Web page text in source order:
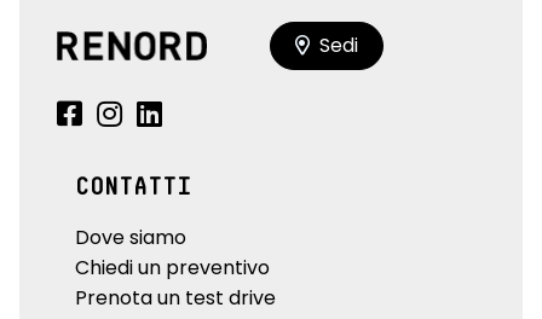
Sedi
CONTATTI
Dove siamo
Chiedi un preventivo
Prenota un test drive